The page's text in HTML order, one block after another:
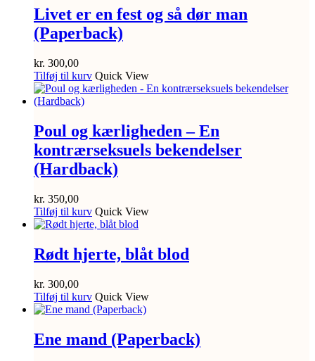
Livet er en fest og så dør man
(Paperback)
kr. 300,00
Tilføj til kurv Quick View
Poul og kærligheden – En
kontrærseksuels bekendelser
(Hardback)
kr. 350,00
Tilføj til kurv Quick View
Rødt hjerte, blåt blod
kr. 300,00
Tilføj til kurv Quick View
Ene mand (Paperback)